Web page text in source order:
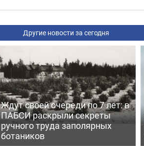
Другие новости за сегодня
Ждут своей очереди по 7 лет: в
ПАБСИ раскрыли секреты
ручного труда заполярных
ботаников